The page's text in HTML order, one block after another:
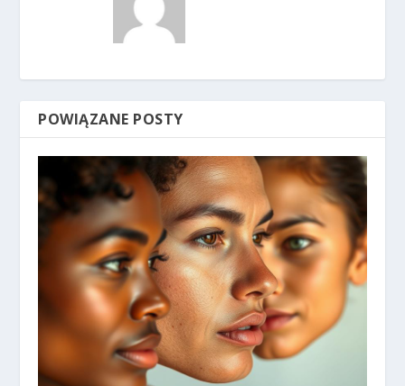
POWIĄZANE POSTY